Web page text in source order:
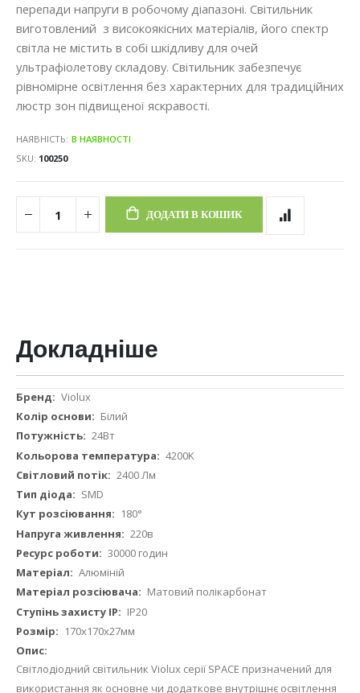
перепади напруги в робочому діапазоні. Світильник
виготовлений з високоякісних матеріалів, його спектр
світла не містить в собі шкідливу для очей
ультрафіолетову складову. Світильник забезпечує
рівномірне освітлення без характерних для традиційних
люстр зон підвищеної яскравості.
НАЯВНІСТЬ: В НАЯВНОСТІ
SKU 100250
ДОДАТИ В КОШИК
Докладніше
ДокладнішеViolux
Білий
24Вт
4200K
2400 Лм
SMD
180°
220в
30000 годин
Алюміній
Матовий полікарбонат
IP20
170х170х27мм
Світлодіодний світильник Violux серії SPACE призначений для
використання як основне чи додаткове внутрішнє освітлення